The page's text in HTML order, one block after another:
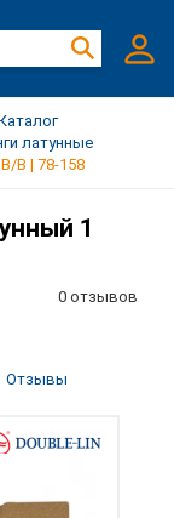
латунные
В | 78-158
1
0 отзывов
Отзывы